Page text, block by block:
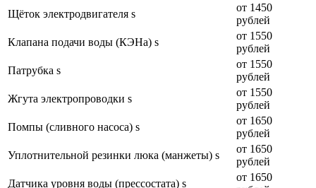
Щёток электродвигателя s
от 1450
рублей
Клапана подачи воды (КЭНа) s
от 1550
рублей
Патрубка s
от 1550
рублей
Жгута электропроводки s
от 1550
рублей
Помпы (сливного насоса) s
от 1650
рублей
Уплотнительной резинки люка (манжеты) s
от 1650
рублей
Датчика уровня воды (прессостата) s
от 1650